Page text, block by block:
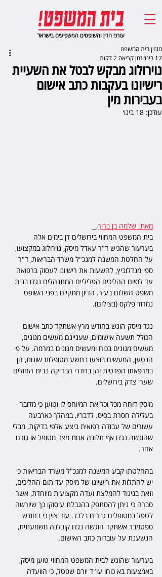
עורכי הדין והשופטים המשפיעים בישראל
נוירולוג מבקש לבטל את השעיית
רישיונו בעקבות כתב אישום
בעבירות מין
מגזין בית המשפט
17 בינו׳
זמן קריאה 2 דקות
עודכן: 18 בינו׳
מאת: שלמה בן ברוך,
בית המשפט המחוזי בירושלים דן בימים אלה
בערעור שהגיש ד"ר עאדל מיסק, נוירולוג במקצועו,
על החלטת המשנה למנכ"ל משרד הבריאות, ד"ר
ספי מנדלוביץ, להשעות את רישיונו לעסוק ברפואה
עד לסיום ההליכים הפליליים המתנהלים נגדו בבית
משפט השלום בעיר. הדיון מתקיים בפני השופט
נמרוד פלקס (בצילום).
נגד מיסק הוגש בחודש מרץ אשתקד כתב אישום
הכולל תשעה אישומים, שעניינם מעשים מגונים,
מעשים מגונים בכוח ומעשים מגונים במרמה. על פי
הנטען, המעשים בוצעו בתשע מטופלות שונות, הן
במרפאתו הפרטית והן בחדרי הבדיקה בבית החולים
שערי צדק בירושלים.
מיסק דוחה מכל וכל את המיוחס לו וטוען כי מדובר
בעלילה חסרת בסיס. לדבריו, במהלך כארבעה
עשורים של עבודה רפואית ביצע אלפי בדיקות, מבלי
שהוגשה נגדו אף תלונה אחת מצד מטופל או גורם
אחר.
בהחלטתו קבע המשנה למנכ"ל משרד הבריאות כי
יש להתלות את רישיונו של מיסק עד תום ההליכים,
וזאת בניגוד להמלצת ועדה מקצועית מיוחדת, אשר
סברה כי ניתן להסתפק בהגבלת עיסוקו כך שיורשה
לטפל במטופלים גברים בלבד. עוד צוין כי בחודש
ספטמבר אשתקד הוגשה נגדו קובלנה משמעתית,
הנשענת על עובדות כתב האישום.
בערעור שהוגש לבית המשפט המחוזי טוען מיסק,
באמצעות בא כוחו עו"ד יורם שפטל, כי הוועדה